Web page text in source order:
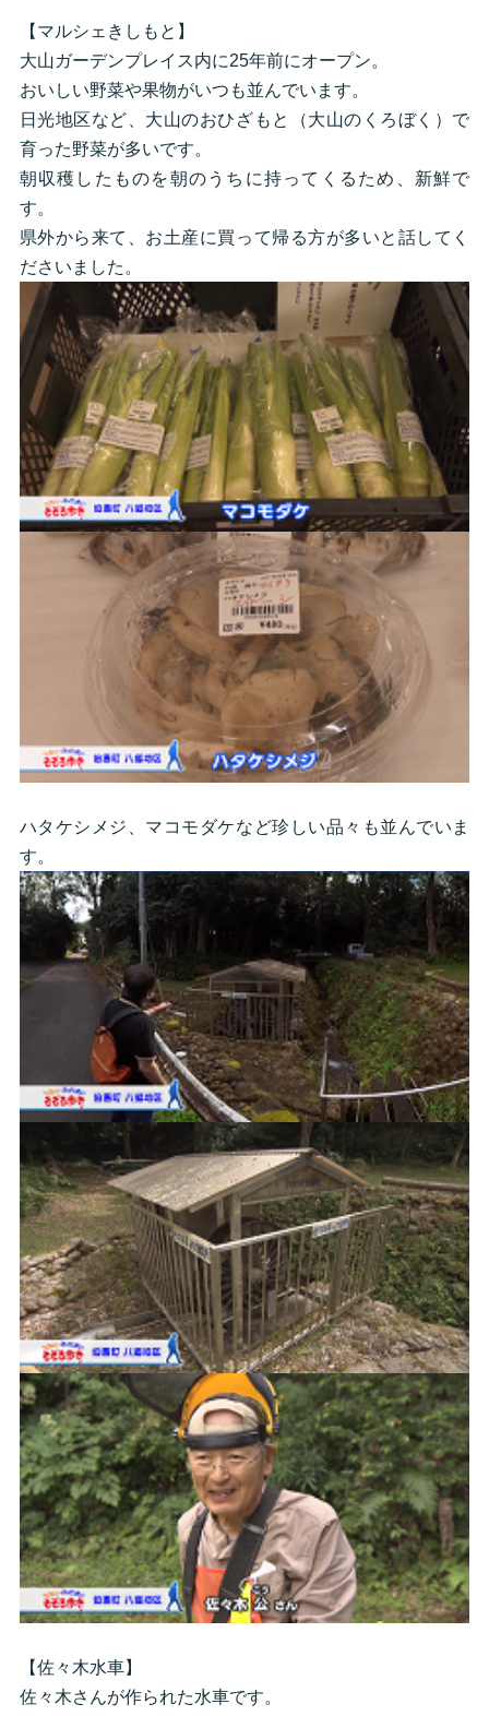
【マルシェきしもと】
大山ガーデンプレイス内に25年前にオープン。
おいしい野菜や果物がいつも並んでいます。
日光地区など、大山のおひざもと（大山のくろぼく）で
育った野菜が多いです。
朝収穫したものを朝のうちに持ってくるため、新鮮で
す。
県外から来て、お土産に買って帰る方が多いと話してく
ださいました。
ハタケシメジ、マコモダケなど珍しい品々も並んでいま
す。
【佐々木水車】
佐々木さんが作られた水車です。